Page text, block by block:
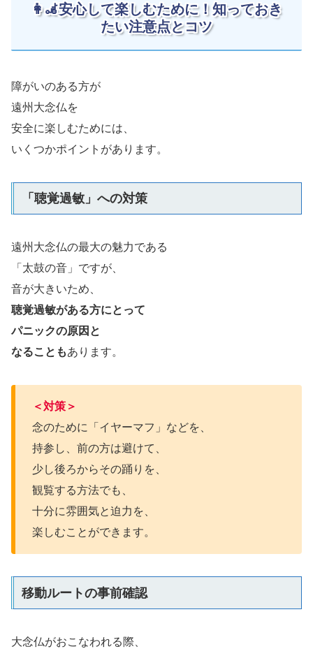
👩‍🦼安心して楽しむために！知っておき
たい注意点とコツ
障がいのある方が
遠州大念仏を
安全に楽しむためには、
いくつかポイントがあります。
「聴覚過敏」への対策
遠州大念仏の最大の魅力である
「太鼓の音」ですが、
音が大きいため、
聴覚過敏がある方にとって
パニックの原因と
なることもあります。
＜対策＞
念のために「イヤーマフ」などを、
持参し、前の方は避けて、
少し後ろからその踊りを、
観覧する方法でも、
十分に雰囲気と迫力を、
楽しむことができます。
移動ルートの事前確認
大念仏がおこなわれる際、